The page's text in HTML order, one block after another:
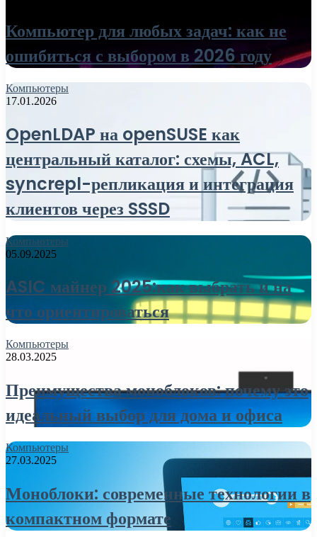
Компьютер для любых задач: как не
ошибиться с выбором в 2026 году
Компьютеры
17.01.2026
OpenLDAP на openSUSE как
центральный каталог: схемы, ACL,
syncrepl-репликация и интеграция
клиентов через SSSD
Компьютеры
05.09.2025
ASIC майнер 2025:как выбрать и на
что ориентироваться
Компьютеры
28.03.2025
Преимущества моноблоков: почему это
идеальный выбор для дома и офиса
Компьютеры
27.03.2025
Моноблоки: современные технологии в
компактном формате